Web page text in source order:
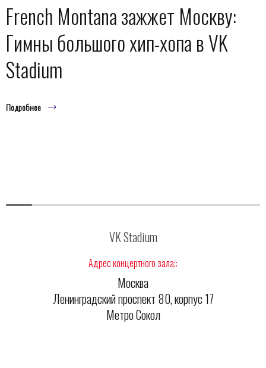
French Montana зажжет Москву:
Гимны большого хип-хопа в VK
Stadium
Подробнее
VK Stadium
Адрес концертного зала;:
Москва
Ленинградский проспект 80, корпус 17
Метро Сокол